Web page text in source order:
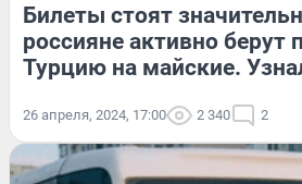
Билеты стоят
россияне активно берут
Турцию на майские.
26 апреля, 2024, 17:00 2 340 2